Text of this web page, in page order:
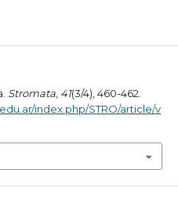
Stromata, 41(3/4), 460-462.
index.php/STRO/article/v